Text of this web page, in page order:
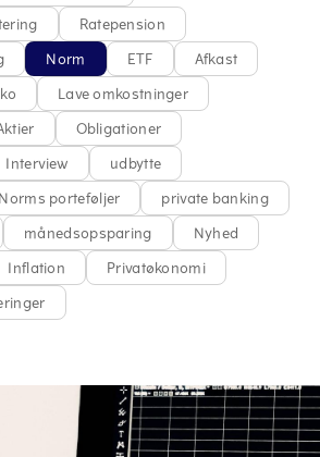
Ratepension
Norm ETF
Afkast
Lave omkostninger
Obligationer
Interview
udbytte
Norms porteføljer
private banking
månedsopsparing
Nyhed
Inflation
Privatøkonomi